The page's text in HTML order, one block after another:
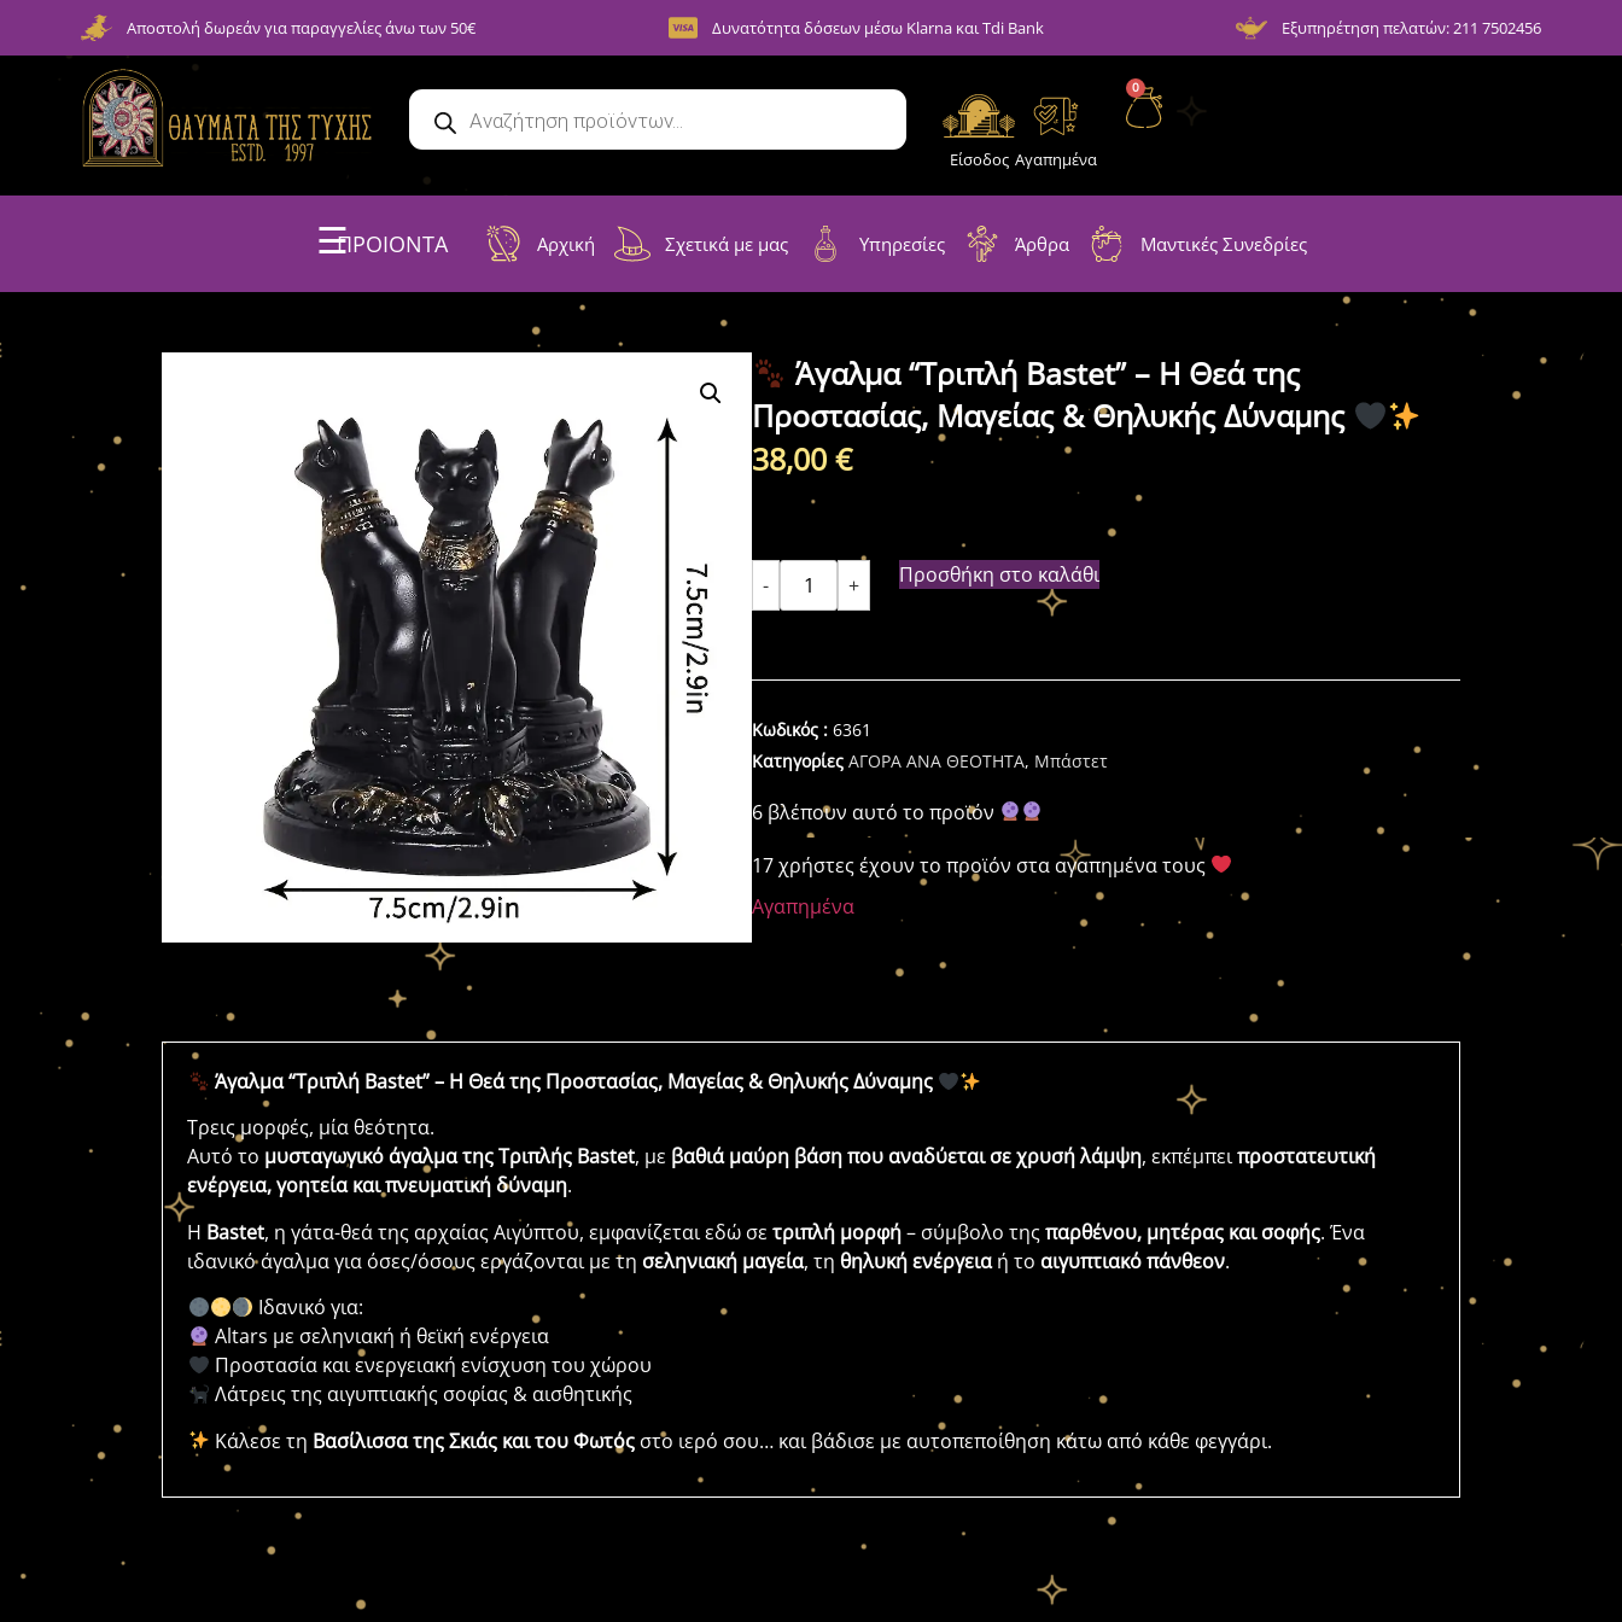
Αποστολή δωρεάν για παραγγελίες άνω των 50€ Δυνατότητα δόσεων μέσω Klarna και Tdi Bank Εξυπηρέτηση πελατών: 211 7502456
Είσοδος Αγαπημένα
0
☰ΠΡΟΙΟΝΤΑ Αρχική Σχετικά με μας Υπηρεσίες Άρθρα Μαντικές Συνεδρίες
Άγαλμα “Τριπλή Bastet” – Η Θεά της
Προστασίας, Μαγείας & Θηλυκής Δύναμης
38,00€
- + Προσθήκη στο καλάθι
Κωδικός :6361
Κατηγορίες ΑΓΟΡΑ ΑΝΑ ΘΕΟΤΗΤΑ, Μπάστετ
6 βλέπουν αυτό το προϊόν
17 χρήστες έχουν το προϊόν στα αγαπημένα τους
Αγαπημένα
Άγαλμα “Τριπλή Bastet” – Η Θεά της Προστασίας, Μαγείας & Θηλυκής Δύναμης
Τρεις μορφές, μία θεότητα.
Αυτό το μυσταγωγικό άγαλμα της Τριπλής Bastet, με βαθιά μαύρη βάση που αναδύεται σε χρυσή λάμψη, εκπέμπειπροστατευτική
ενέργεια, γοητεία και πνευματική δύναμη.
Η Bastet, η γάτα-θεά της αρχαίας Αιγύπτου, εμφανίζεται εδώ σετριπλή μορφή– σύμβολο τηςπαρθένου, μητέρας και σοφής. Ένα
ιδανικό άγαλμα για όσες/όσους εργάζονται με τη σεληνιακή μαγεία, τηθηλυκή ενέργειαή το αιγυπτιακό πάνθεον.
Ιδανικό για:
Altars με σεληνιακή ή θεϊκή ενέργεια
Προστασία και ενεργειακή ενίσχυση του χώρου
Λάτρεις της αιγυπτιακής σοφίας & αισθητικής
Κάλεσε τη Βασίλισσα της Σκιάς και του Φωτόςστο ιερό σου… και βάδισε με αυτοπεποίθηση κάτω από κάθε φεγγάρι.